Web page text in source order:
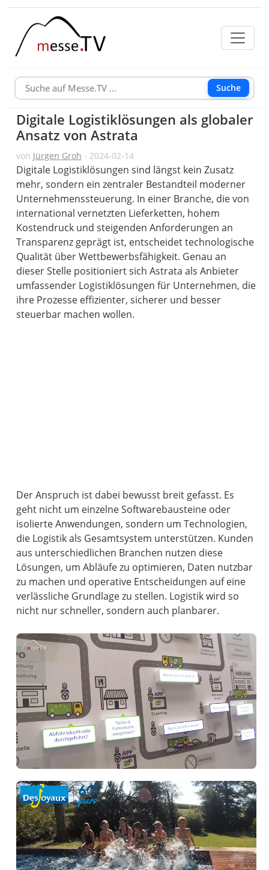
Suche
Digitale Logistiklösungen als globaler
Ansatz von Astrata
von Jürgen Groh - 2024-02-14
Digitale Logistiklösungen sind längst kein Zusatz
mehr, sondern ein zentraler Bestandteil moderner
Unternehmenssteuerung. In einer Branche, die von
international vernetzten Lieferketten, hohem
Kostendruck und steigenden Anforderungen an
Transparenz geprägt ist, entscheidet technologische
Qualität über Wettbewerbsfähigkeit. Genau an
dieser Stelle positioniert sich Astrata als Anbieter
umfassender Logistiklösungen für Unternehmen, die
ihre Prozesse effizienter, sicherer und besser
steuerbar machen wollen.
Der Anspruch ist dabei bewusst breit gefasst. Es
geht nicht um einzelne Softwarebausteine oder
isolierte Anwendungen, sondern um Technologien,
die Logistik als Gesamtsystem unterstützen. Kunden
aus unterschiedlichen Branchen nutzen diese
Lösungen, um Abläufe zu optimieren, Daten nutzbar
zu machen und operative Entscheidungen auf eine
verlässliche Grundlage zu stellen. Logistik wird so
nicht nur schneller, sondern auch planbarer.